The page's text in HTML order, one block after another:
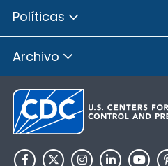
Políticas
Archivo